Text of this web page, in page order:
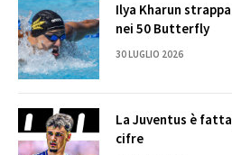
Ilya Kharun
nei 50 Butterfly
30 LUGLIO 2026
La Juventus è
cifre